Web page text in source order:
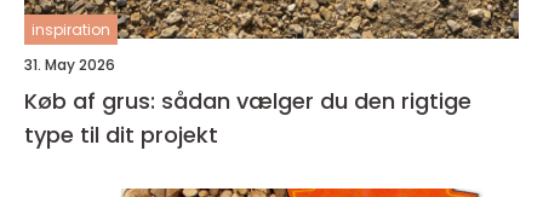
inspiration
31. May 2026
Køb af grus: sådan vælger du den rigtige
type til dit projekt